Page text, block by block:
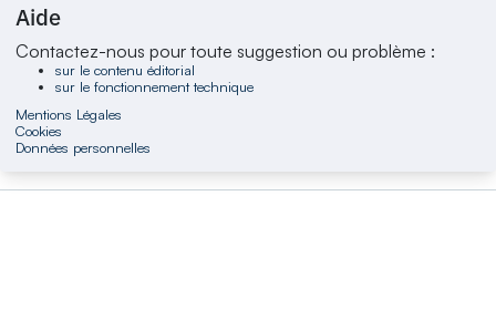
Aide
Contactez-nous pour toute suggestion ou problème :
sur le contenu éditorial
sur le fonctionnement technique
Mentions Légales
Cookies
Données personnelles